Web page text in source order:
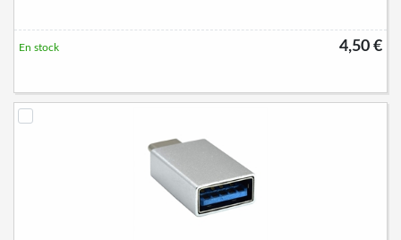
4,50 €
En stock